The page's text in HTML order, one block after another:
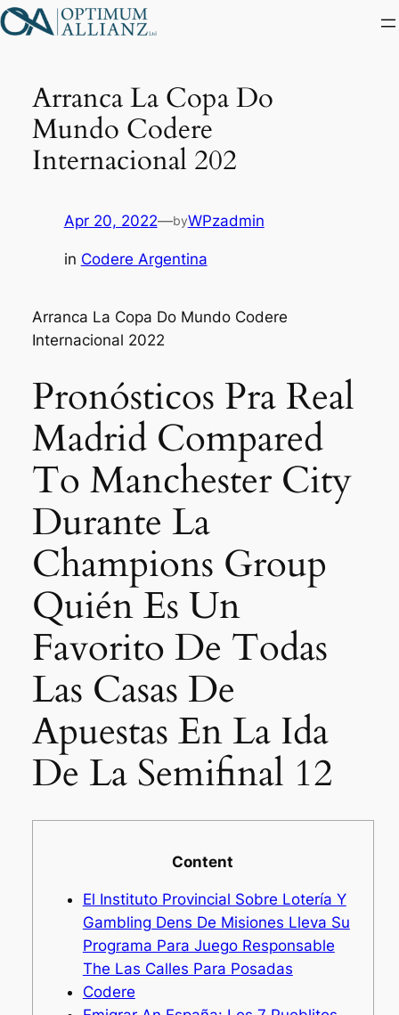
Skip
to
Arranca La Copa Do
Mundo Codere
Internacional 202
Apr 20, 2022—byWPzadmin
in Codere Argentina
Arranca La Copa Do Mundo Codere
Internacional 2022
Pronósticos Pra Real
Madrid Compared
To Manchester City
Durante La
Champions Group
Quién Es Un
Favorito De Todas
Las Casas De
Apuestas En La Ida
De La Semifinal 12
Content
El Instituto Provincial Sobre Lotería Y
Gambling Dens De Misiones Lleva Su
Programa Para Juego Responsable
The Las Calles Para Posadas
Codere